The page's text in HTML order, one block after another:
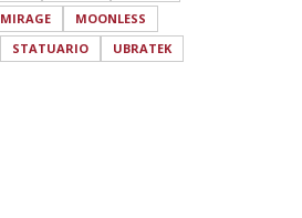
MIRAGE
MOONLESS
STATUARIO
UBRATEK